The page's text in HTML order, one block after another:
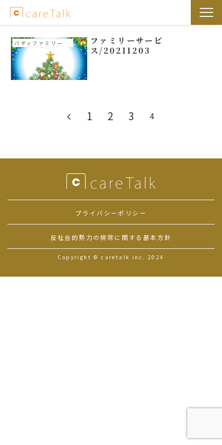
バディファミリー活動内容
ファミリーサービ
ス/20211203
1 2 3 4
プライバシーポリシー
反社会的勢力の排除に関する基本方針
Copyright © caretalk inc. 2024